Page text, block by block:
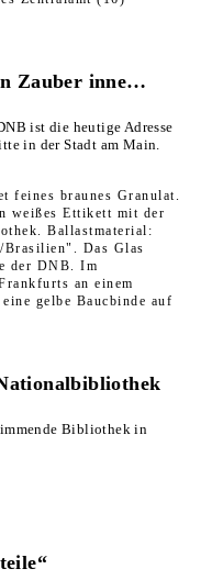
Zauber inne…
ist die heutige Adresse
in der Stadt am Main.
Bibliothek in